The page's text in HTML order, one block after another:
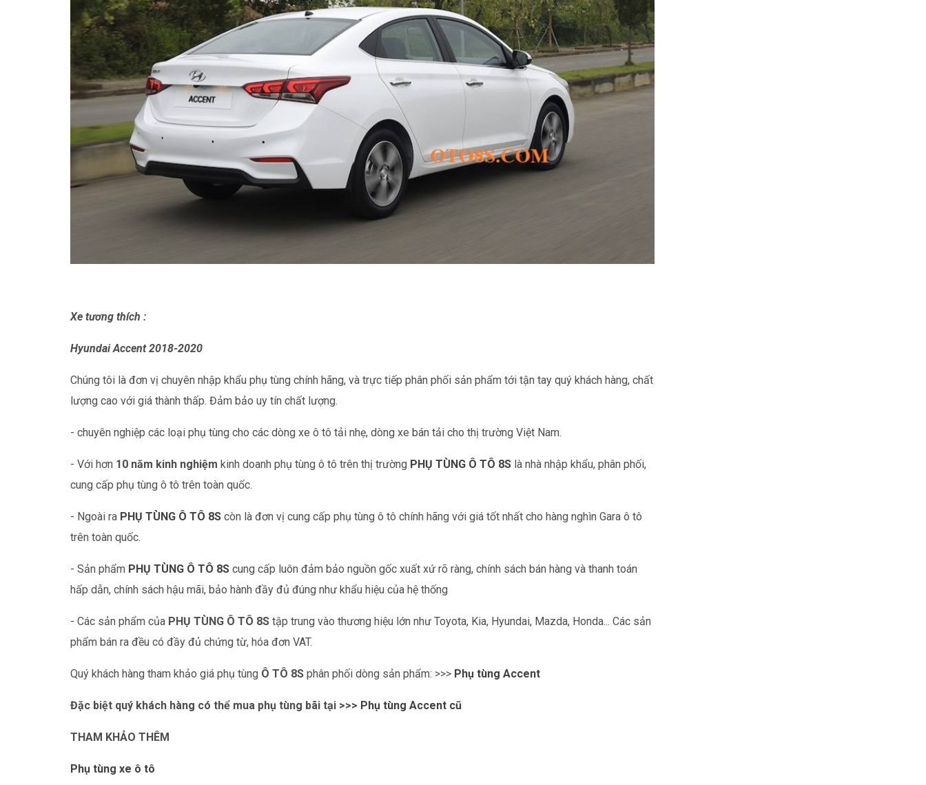
Xe tương thích :
Hyundai Accent 2018-2020
Chúng tôi là đơn vị chuyên nhập khẩu phụ tùng chính hãng, và trực tiếp phân phối sản phẩm tới tận tay quý khách hàng, chất
lượng cao với giá thành thấp. Đảm bảo uy tín chất lượng.
- chuyên nghiệp các loại phụ tùng cho các dòng xe ô tô tải nhẹ, dòng xe bán tải cho thị trường Việt Nam.
- Với hơn 10 năm kinh nghiệm kinh doanh phụ tùng ô tô trên thị trường PHỤ TÙNG Ô TÔ 8S là nhà nhập khẩu, phân phối,
cung cấp phụ tùng ô tô trên toàn quốc.
- Ngoài ra PHỤ TÙNG Ô TÔ 8S còn là đơn vị cung cấp phụ tùng ô tô chính hãng với giá tốt nhất cho hàng nghìn Gara ô tô
trên toàn quốc.
- Sản phẩm PHỤ TÙNG Ô TÔ 8S cung cấp luôn đảm bảo nguồn gốc xuất xứ rõ ràng, chính sách bán hàng và thanh toán
hấp dẫn, chính sách hậu mãi, bảo hành đầy đủ đúng như khẩu hiệu của hệ thống
- Các sản phẩm của PHỤ TÙNG Ô TÔ 8S tập trung vào thương hiệu lớn như Toyota, Kia, Hyundai, Mazda, Honda... Các sản
phẩm bán ra đều có đầy đủ chứng từ, hóa đơn VAT.
Quý khách hàng tham khảo giá phụ tùng Ô TÔ 8S phân phối dòng sản phẩm: >>> Phụ tùng Accent
Đặc biệt quý khách hàng có thể mua phụ tùng bãi tại >>> Phụ tùng Accent cũ
THAM KHẢO THÊM
Phụ tùng xe ô tô